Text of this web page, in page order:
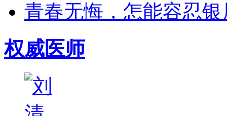
青春无悔，怎能容忍
权威医师